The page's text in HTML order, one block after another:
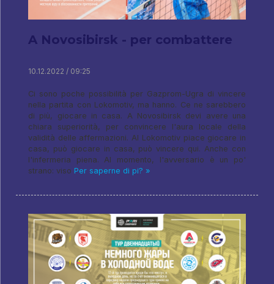
A Novosibirsk - per combattere
10.12.2022 / 09:25
Ci sono poche possibilità per Gazprom-Ugra di vincere
nella partita con Lokomotiv, ma hanno. Ce ne sarebbero
di più, giocare in casa. A Novosibirsk devi avere una
chiara superiorità, per convincere l'aura locale della
validità delle affermazioni. Al Lokomotiv piace giocare in
casa, può giocare in casa, può vincere qui. Anche con
l'infermeria piena. Al momento, l'avversario è un po'
strano: viso Per saperne di pi? »